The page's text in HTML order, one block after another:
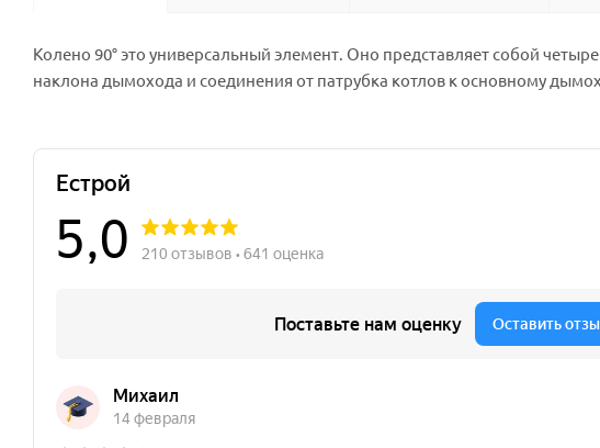
Колено 90° это универсальный элемент. Оно представляет собой
наклона дымохода и соединения от патрубка котлов к основному